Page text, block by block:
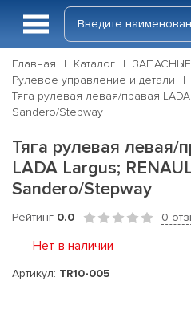
Главная Каталог
Рулевое управление и детали
Тяга рулевая левая/правая
Sandero/Stepway
Тяга рулевая левая/
LADA Largus;
Sandero/Stepway
Рейтинг 0.0 0
Нет в наличии
Артикул: TR10-005